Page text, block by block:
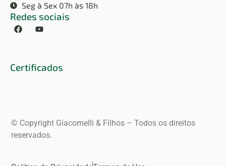
Seg à Sex 07h às 18h
Redes sociais
Certificados
© Copyright Giacomelli & Filhos – Todos os direitos
reservados.